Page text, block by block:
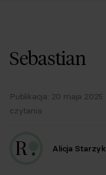
Sebastian
Publikacja: 20 maja 2025
czytania
Alicja Starzyk